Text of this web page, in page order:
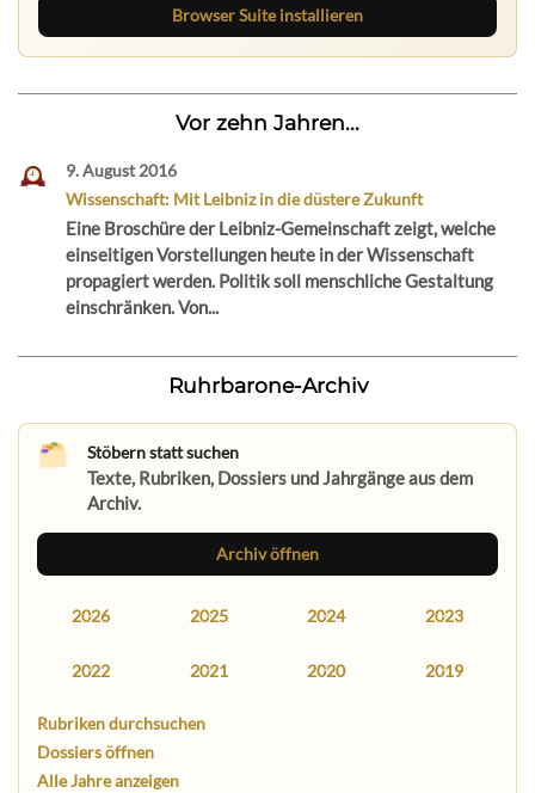
Browser Suite installieren
Vor zehn Jahren...
9. August 2016
Wissenschaft: Mit Leibniz in die düstere Zukunft
Eine Broschüre der Leibniz-Gemeinschaft zeigt, welche
einseitigen Vorstellungen heute in der Wissenschaft
propagiert werden. Politik soll menschliche Gestaltung
einschränken. Von...
Ruhrbarone-Archiv
Stöbern statt suchen
Texte, Rubriken, Dossiers und Jahrgänge aus dem
Archiv.
Archiv öffnen
2026 2025 2024 2023
2022 2021 2020 2019
Rubriken durchsuchen
Dossiers öffnen
Alle Jahre anzeigen